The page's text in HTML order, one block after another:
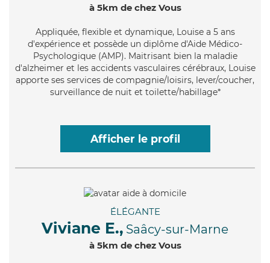
à 5km de chez Vous
Appliquée, flexible et dynamique, Louise a 5 ans
d'expérience et possède un diplôme d'Aide Médico-
Psychologique (AMP). Maitrisant bien la maladie
d'alzheimer et les accidents vasculaires cérébraux, Louise
apporte ses services de compagnie/loisirs, lever/coucher,
surveillance de nuit et toilette/habillage*
Afficher le profil
ÉLÉGANTE
Viviane E., Saâcy-sur-Marne
à 5km de chez Vous